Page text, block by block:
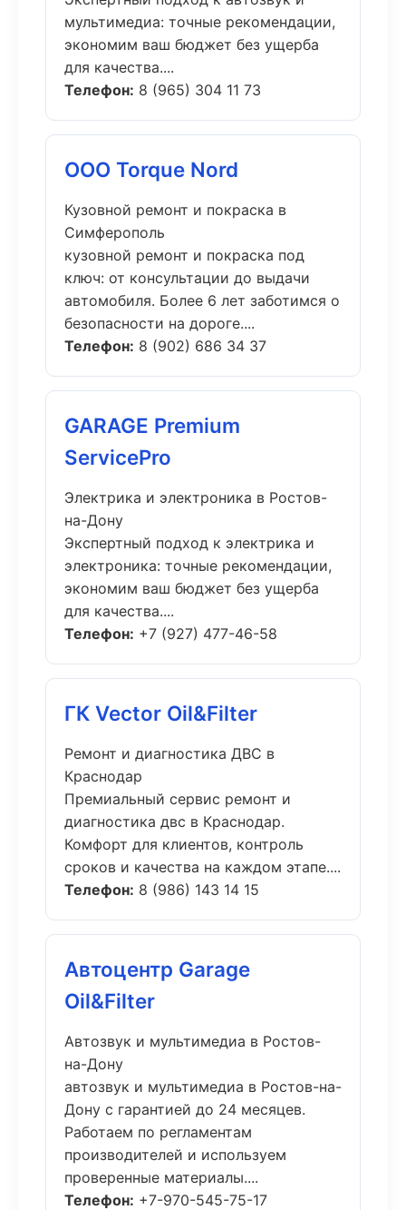
мультимедиа: точные рекомендации,
экономим ваш бюджет без ущерба
для качества....
Телефон: 8 (965) 304 11 73
ООО Torque Nord
Кузовной ремонт и покраска в
Симферополь
кузовной ремонт и покраска под
ключ: от консультации до выдачи
автомобиля. Более 6 лет заботимся о
безопасности на дороге....
Телефон: 8 (902) 686 34 37
GARAGE Premium
ServicePro
Электрика и электроника в Ростов-
на-Дону
Экспертный подход к электрика и
электроника: точные рекомендации,
экономим ваш бюджет без ущерба
для качества....
Телефон: +7 (927) 477-46-58
ГК Vector Oil&Filter
Ремонт и диагностика ДВС в
Краснодар
Премиальный сервис ремонт и
диагностика двс в Краснодар.
Комфорт для клиентов, контроль
сроков и качества на каждом этапе....
Телефон: 8 (986) 143 14 15
Автоцентр Garage
Oil&Filter
Автозвук и мультимедиа в Ростов-
на-Дону
автозвук и мультимедиа в Ростов-на-
Дону с гарантией до 24 месяцев.
Работаем по регламентам
производителей и используем
проверенные материалы....
Телефон: +7-970-545-75-17